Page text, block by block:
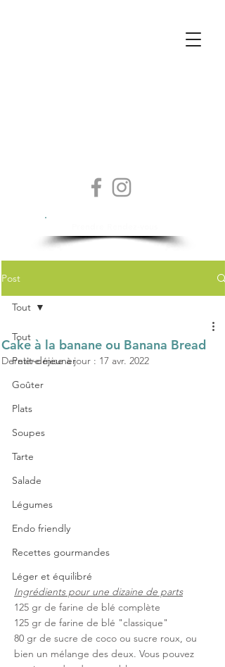
Post
Tout
Petit-déjeuner
Goûter
Plats
Soupes
Tarte
Salade
Légumes
Endo friendly
Recettes gourmandes
Léger et équilibré
Tout
Cake à la banane ou Banana Bread
Dernière mise à jour : 17 avr. 2022
Ingrédients pour une dizaine de parts
125 gr de farine de blé complète
125 gr de farine de blé "classique"
80 gr de sucre de coco ou sucre roux, ou
bien un mélange des deux. Vous pouvez